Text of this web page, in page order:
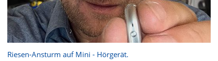
Riesen-Ansturm auf Mini - Hörgerät.